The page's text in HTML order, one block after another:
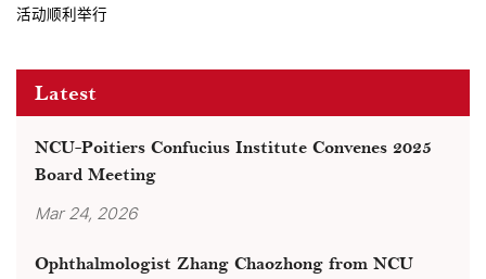
活动顺利举行
Latest
NCU-Poitiers Confucius Institute Convenes 2025
Board Meeting
Mar 24, 2026
Ophthalmologist Zhang Chaozhong from NCU